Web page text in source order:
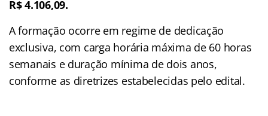
R$ 4.106,09.
A formação ocorre em regime de dedicação
exclusiva, com carga horária máxima de 60 horas
semanais e duração mínima de dois anos,
conforme as diretrizes estabelecidas pelo edital.